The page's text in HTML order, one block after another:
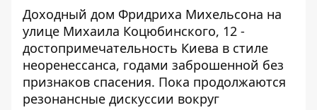
Доходный дом Фридриха Михельсона на
улице Михаила Коцюбинского, 12 -
достопримечательность Киева в стиле
неоренессанса, годами заброшенной без
признаков спасения. Пока продолжаются
резонансные дискуссии вокруг